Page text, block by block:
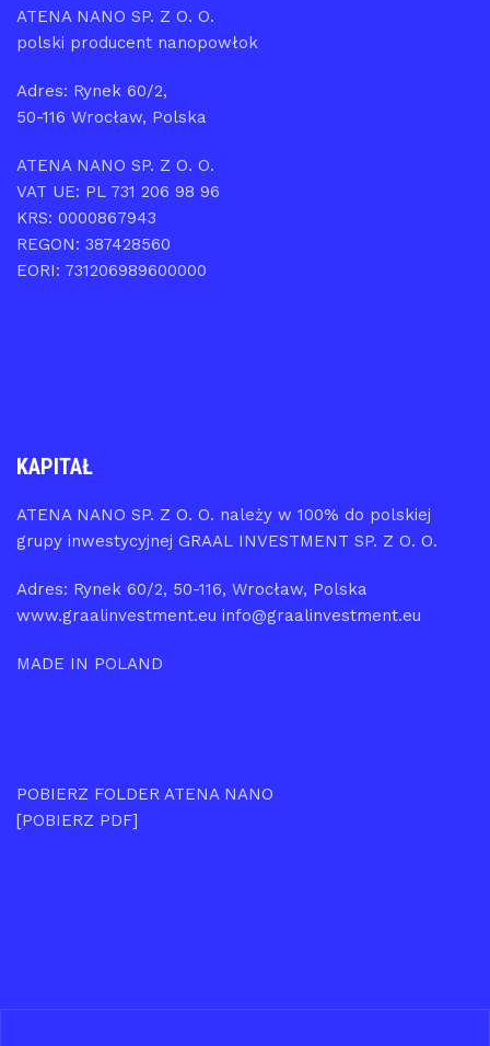
ATENA NANO SP. Z O. O.
polski producent nanopowłok
Adres: Rynek 60/2,
50-116 Wrocław, Polska
ATENA NANO SP. Z O. O.
VAT UE: PL 731 206 98 96
KRS: 0000867943
REGON: 387428560
EORI: 731206989600000
KAPITAŁ
ATENA NANO SP. Z O. O. należy w 100% do polskiej
grupy inwestycyjnej GRAAL INVESTMENT SP. Z O. O.
Adres: Rynek 60/2, 50-116, Wrocław, Polska
www.graalinvestment.eu info@graalinvestment.eu
MADE IN POLAND
POBIERZ FOLDER ATENA NANO
[POBIERZ PDF]